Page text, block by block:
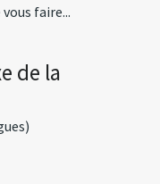
faire...
de la